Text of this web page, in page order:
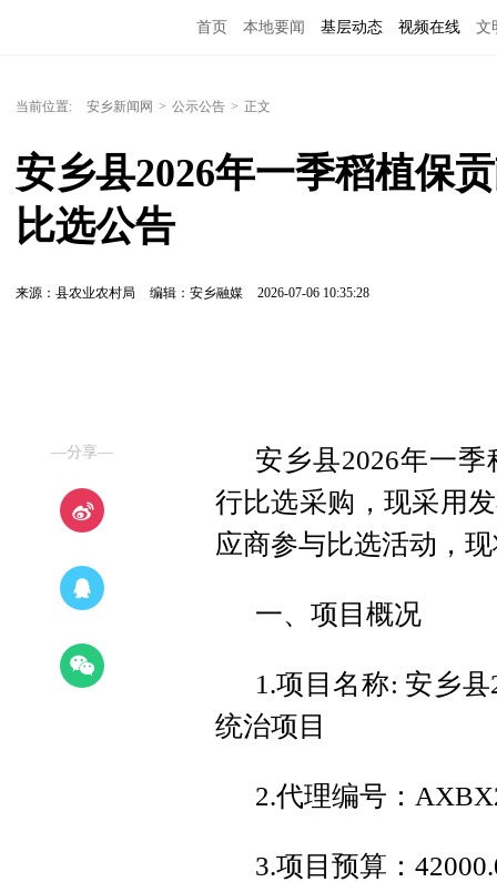
首页 本地要闻 基层动态 视频在线 文
当前位置: 安乡新闻网 > 公示公告 > 正文
安乡县2026年一季稻植保
比选公告
来源：县农业农村局 编辑：安乡融媒 2026-07-06 10:35:28
—分享—
安乡县2026年一
行比选采购，现采用
应商参与比选活动，
一、项目概况
1.项目名称: 安乡
统治项目
2.代理编号：
3.项目预算：